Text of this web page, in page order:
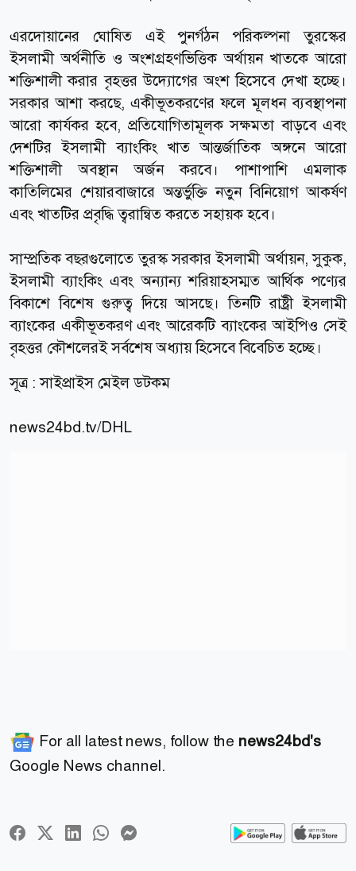
এরদোয়ানের ঘোষিত এই পুনর্গঠন পরিকল্পনা তুরস্কের
ইসলামী অর্থনীতি ও অংশগ্রহণভিত্তিক অর্থায়ন খাতকে আরো
শক্তিশালী করার বৃহত্তর উদ্যোগের অংশ হিসেবে দেখা হচ্ছে।
সরকার আশা করছে, একীভূতকরণের ফলে মূলধন ব্যবস্থাপনা
আরো কার্যকর হবে, প্রতিযোগিতামূলক সক্ষমতা বাড়বে এবং
দেশটির ইসলামী ব্যাংকিং খাত আন্তর্জাতিক অঙ্গনে আরো
শক্তিশালী অবস্থান অর্জন করবে। পাশাপাশি এমলাক
কাতিলিমের শেয়ারবাজারে অন্তর্ভুক্তি নতুন বিনিয়োগ আকর্ষণ
এবং খাতটির প্রবৃদ্ধি ত্বরান্বিত করতে সহায়ক হবে।
সাম্প্রতিক বছরগুলোতে তুরস্ক সরকার ইসলামী অর্থায়ন, সুকুক,
ইসলামী ব্যাংকিং এবং অন্যান্য শরিয়াহসম্মত আর্থিক পণ্যের
বিকাশে বিশেষ গুরুত্ব দিয়ে আসছে। তিনটি রাষ্ট্রী ইসলামী
ব্যাংকের একীভূতকরণ এবং আরেকটি ব্যাংকের আইপিও সেই
বৃহত্তর কৌশলেরই সর্বশেষ অধ্যায় হিসেবে বিবেচিত হচ্ছে।
সূত্র : সাইপ্রাইস মেইল ডটকম
news24bd.tv/DHL
For all latest news, follow the news24bd's
Google News channel.